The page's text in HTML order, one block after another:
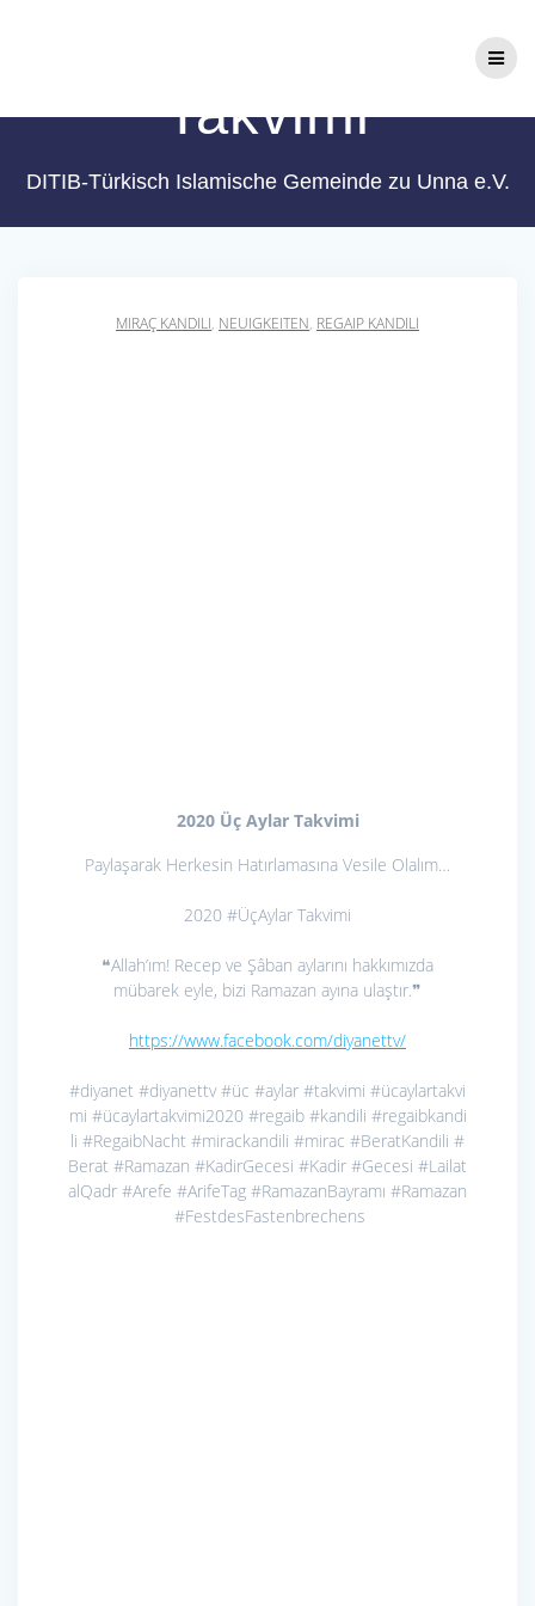
Takvimi
DITIB-Türkisch Islamische Gemeinde zu Unna e.V.
MIRAÇ KANDILI, NEUIGKEITEN, REGAIP KANDILI
2020 Üç Aylar Takvimi
Paylaşarak Herkesin Hatırlamasına Vesile Olalım…
2020 #ÜçAylar Takvimi
❝Allah’ım! Recep ve Şâban aylarını hakkımızda
mübarek eyle, bizi Ramazan ayına ulaştır.❞
https://www.facebook.com/diyanettv/
#diyanet #diyanettv #üc #aylar #takvimi #ücaylartakvi
mi #ücaylartakvimi2020 #regaib #kandili #regaibkandi
li #RegaibNacht #mirackandili #mirac #BeratKandili #
Berat #Ramazan #KadirGecesi #Kadir #Gecesi #Lailat
alQadr #Arefe #ArifeTag #RamazanBayramı #Ramazan
#FestdesFastenbrechens